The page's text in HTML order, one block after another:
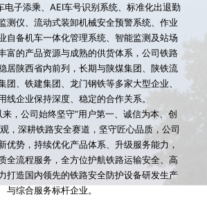
电子添乘、AEI车号识别系统、标准化出退勤
测仪、流动式装卸机械安全预警系统、作业
自备机车一体化管理系统、智能监测及站场
富的产品资源与成熟的供货体系，公司铁路
居陕西省内前列，长期与陕煤集团、陕铁流
团、铁建集团、龙门钢铁等多家大型企业、
线企业保持深度、稳定的合作关系。
，深耕铁路安全赛道，坚守匠心品质，公司
优势，持续优化产品体系、升级服务能力，
全流程服务，全方位护航铁路运输安全、高
打造国内领先的铁路安全防护设备研发生产
与综合服务标杆企业。